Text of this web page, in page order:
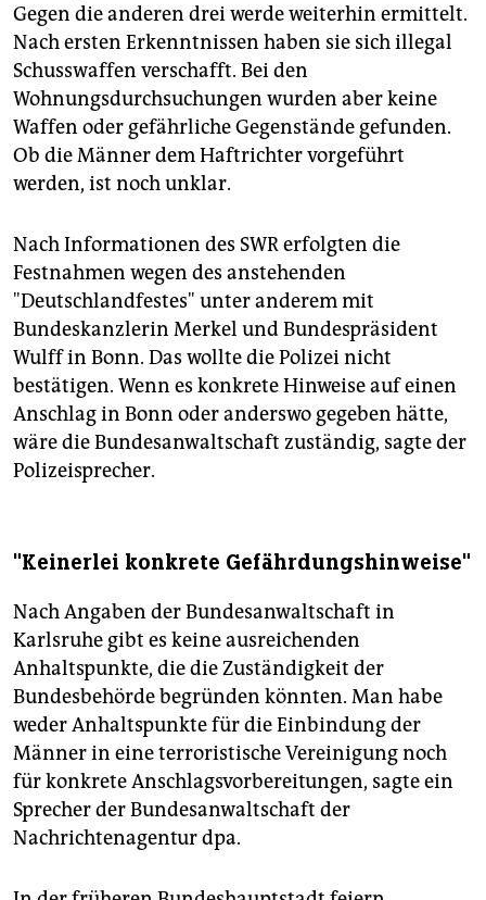
Gegen die anderen drei werde weiterhin ermittelt.
Nach ersten Erkenntnissen haben sie sich illegal
Schusswaffen verschafft. Bei den
Wohnungsdurchsuchungen wurden aber keine
Waffen oder gefährliche Gegenstände gefunden.
Ob die Männer dem Haftrichter vorgeführt
werden, ist noch unklar.
Nach Informationen des SWR erfolgten die
Festnahmen wegen des anstehenden
"Deutschlandfestes" unter anderem mit
Bundeskanzlerin Merkel und Bundespräsident
Wulff in Bonn. Das wollte die Polizei nicht
bestätigen. Wenn es konkrete Hinweise auf einen
Anschlag in Bonn oder anderswo gegeben hätte,
wäre die Bundesanwaltschaft zuständig, sagte der
Polizeisprecher.
"Keinerlei konkrete Gefährdungshinweise"
Nach Angaben der Bundesanwaltschaft in
Karlsruhe gibt es keine ausreichenden
Anhaltspunkte, die die Zuständigkeit der
Bundesbehörde begründen könnten. Man habe
weder Anhaltspunkte für die Einbindung der
Männer in eine terroristische Vereinigung noch
für konkrete Anschlagsvorbereitungen, sagte ein
Sprecher der Bundesanwaltschaft der
Nachrichtenagentur dpa.